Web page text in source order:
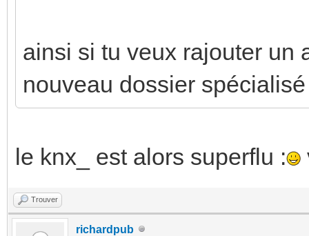
ainsi si tu veux rajouter un
nouveau dossier
le knx_ est alors superflu :
Trouver
richardpub